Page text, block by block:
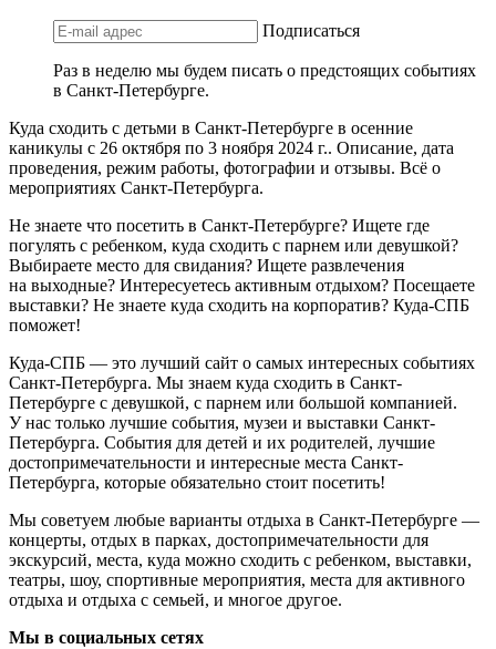
Подписаться
Раз в неделю мы будем писать о предстоящих событиях
в Санкт-Петербурге.
Куда сходить с детьми в Санкт-Петербурге в осенние
каникулы с 26 октября по 3 ноября 2024 г.. Описание, дата
проведения, режим работы, фотографии и отзывы. Всё о
мероприятиях Санкт-Петербурга.
Не знаете что посетить в Санкт-Петербурге? Ищете где
погулять с ребенком, куда сходить с парнем или девушкой?
Выбираете место для свидания? Ищете развлечения
на выходные? Интересуетесь активным отдыхом? Посещаете
выставки? Не знаете куда сходить на корпоратив? Куда-СПБ
поможет!
Куда-СПБ — это лучший сайт о самых интересных событиях
Санкт-Петербурга. Мы знаем куда сходить в Санкт-
Петербурге с девушкой, с парнем или большой компанией.
У нас только лучшие события, музеи и выставки Санкт-
Петербурга. События для детей и их родителей, лучшие
достопримечательности и интересные места Санкт-
Петербурга, которые обязательно стоит посетить!
Мы советуем любые варианты отдыха в Санкт-Петербурге —
концерты, отдых в парках, достопримечательности для
экскурсий, места, куда можно сходить с ребенком, выставки,
театры, шоу, спортивные мероприятия, места для активного
отдыха и отдыха с семьей, и многое другое.
Мы в социальных сетях